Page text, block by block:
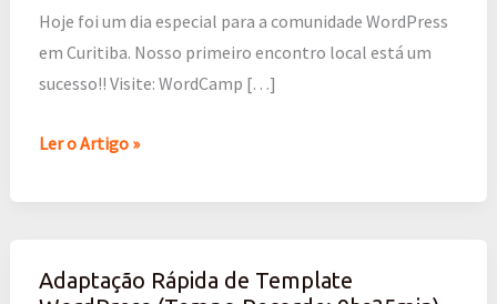
Hoje foi um dia especial para a comunidade WordPress
em Curitiba. Nosso primeiro encontro local está um
sucesso!! Visite: WordCamp […]
Tradução
WordPress
–
Curitiba
Ler o Artigo »
Adaptação Rápida de Template
Adaptação